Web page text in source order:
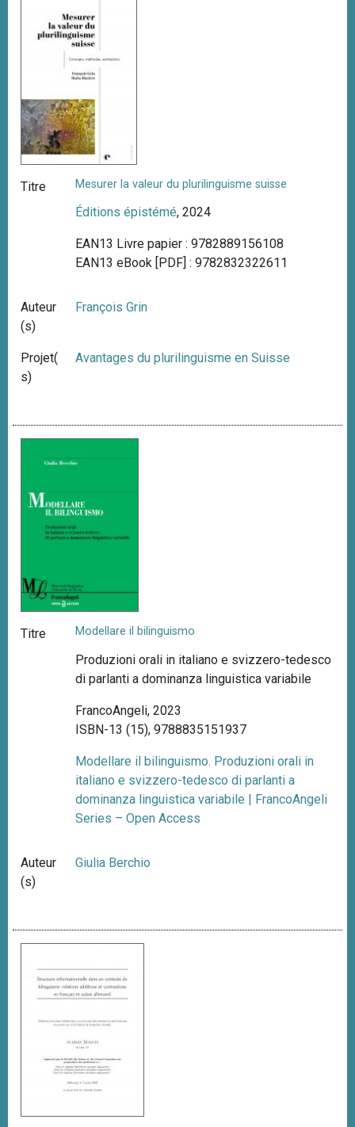
Titre Mesurer la valeur du plurilinguisme suisse
Éditions épistémé, 2024
EAN13 Livre papier : 9782889156108
EAN13 eBook [PDF] : 9782832322611
Auteur
(s)
François Grin
Projet(
s)
Avantages du plurilinguisme en Suisse
Titre Modellare il bilinguismo
Produzioni orali in italiano e svizzero-tedesco
di parlanti a dominanza linguistica variabile
FrancoAngeli, 2023
ISBN-13 (15), 9788835151937
Modellare il bilinguismo. Produzioni orali in
italiano e svizzero-tedesco di parlanti a
dominanza linguistica variabile | FrancoAngeli
Series – Open Access
Auteur
(s)
Giulia Berchio